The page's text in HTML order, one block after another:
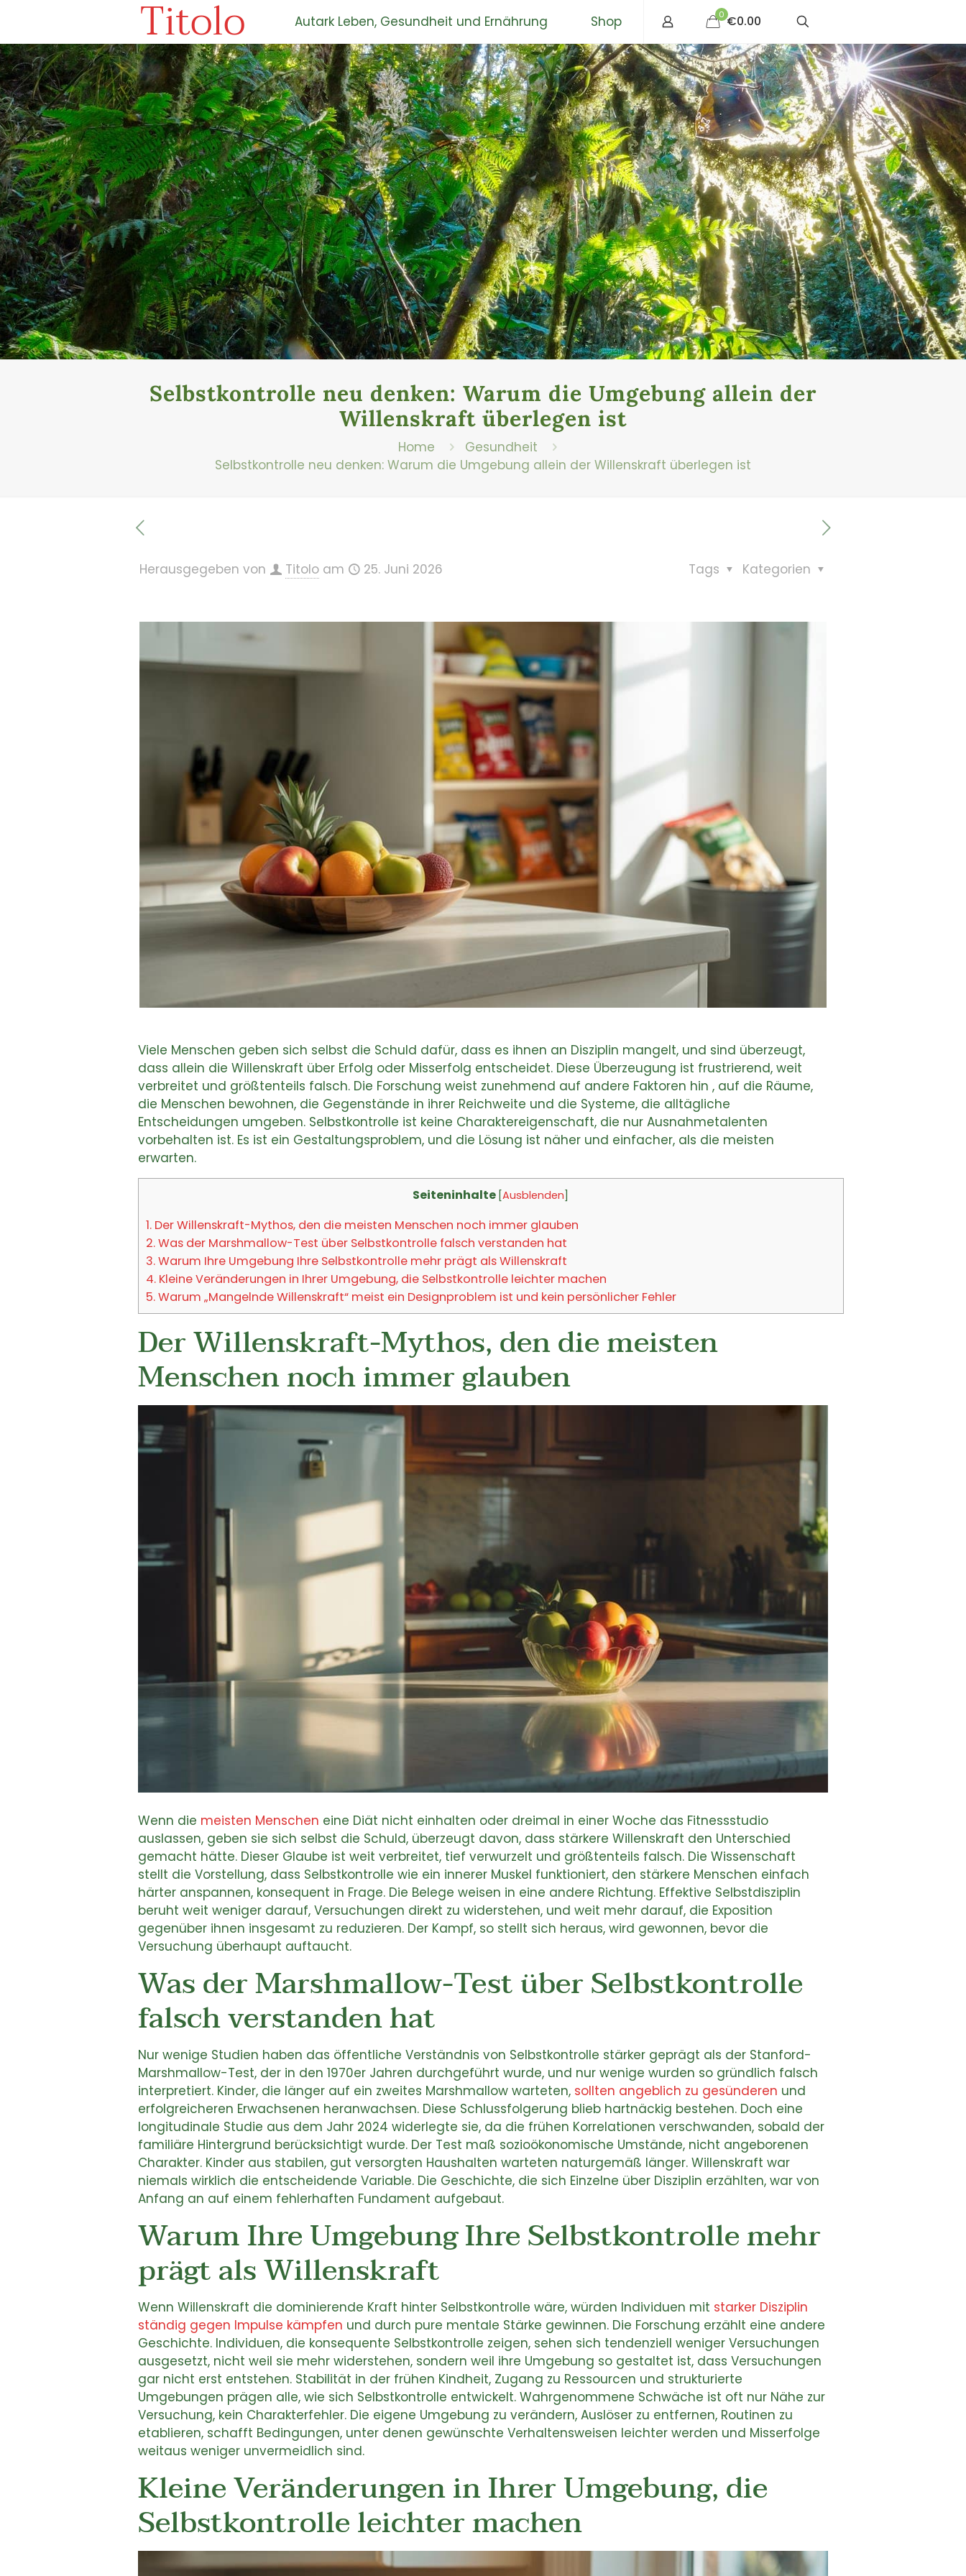
Titolo Autark Leben, Gesundheit und Ernährung Shop 0 €0.00
Selbstkontrolle neu denken: Warum die Umgebung allein der
Willenskraft überlegen ist
Home
Gesundheit
Selbstkontrolle neu denken: Warum die Umgebung allein der Willenskraft überlegen ist
Herausgegeben von Titolo am 25. Juni 2026 Kategorien
Tags
Viele Menschen geben sich selbst die Schuld dafür, dass es ihnen an Disziplin mangelt, und sind überzeugt,
dass allein die Willenskraft über Erfolg oder Misserfolg entscheidet. Diese Überzeugung ist frustrierend, weit
verbreitet und größtenteils falsch. Die Forschung weist zunehmend auf andere Faktoren hin , auf die Räume,
die Menschen bewohnen, die Gegenstände in ihrer Reichweite und die Systeme, die alltägliche
Entscheidungen umgeben. Selbstkontrolle ist keine Charaktereigenschaft, die nur Ausnahmetalenten
vorbehalten ist. Es ist ein Gestaltungsproblem, und die Lösung ist näher und einfacher, als die meisten
erwarten.
Seiteninhalte [Ausblenden]
1.Der Willenskraft-Mythos, den die meisten Menschen noch immer glauben
2.Was der Marshmallow-Test über Selbstkontrolle falsch verstanden hat
3.Warum Ihre Umgebung Ihre Selbstkontrolle mehr prägt als Willenskraft
4.Kleine Veränderungen in Ihrer Umgebung, die Selbstkontrolle leichter machen
5.Warum „Mangelnde Willenskraft“ meist ein Designproblem ist und kein persönlicher Fehler
Der Willenskraft-Mythos, den die meisten
Menschen noch immer glauben
Wenn die meisten Menschen eine Diät nicht einhalten oder dreimal in einer Woche das Fitnessstudio
auslassen, geben sie sich selbst die Schuld, überzeugt davon, dass stärkere Willenskraft den Unterschied
gemacht hätte. Dieser Glaube ist weit verbreitet, tief verwurzelt und größtenteils falsch. Die Wissenschaft
stellt die Vorstellung, dass Selbstkontrolle wie ein innerer Muskel funktioniert, den stärkere Menschen einfach
härter anspannen, konsequent in Frage. Die Belege weisen in eine andere Richtung. Effektive Selbstdisziplin
beruht weit weniger darauf, Versuchungen direkt zu widerstehen, und weit mehr darauf, die Exposition
gegenüber ihnen insgesamt zu reduzieren. Der Kampf, so stellt sich heraus, wird gewonnen, bevor die
Versuchung überhaupt auftaucht.
Was der Marshmallow-Test über Selbstkontrolle
falsch verstanden hat
Nur wenige Studien haben das öffentliche Verständnis von Selbstkontrolle stärker geprägt als der Stanford-
Marshmallow-Test, der in den 1970er Jahren durchgeführt wurde, und nur wenige wurden so gründlich falsch
interpretiert. Kinder, die länger auf ein zweites Marshmallow warteten, sollten angeblich zu gesünderen und
erfolgreicheren Erwachsenen heranwachsen. Diese Schlussfolgerung blieb hartnäckig bestehen. Doch eine
longitudinale Studie aus dem Jahr 2024 widerlegte sie, da die frühen Korrelationen verschwanden, sobald der
familiäre Hintergrund berücksichtigt wurde. Der Test maß sozioökonomische Umstände, nicht angeborenen
Charakter. Kinder aus stabilen, gut versorgten Haushalten warteten naturgemäß länger. Willenskraft war
niemals wirklich die entscheidende Variable. Die Geschichte, die sich Einzelne über Disziplin erzählten, war von
Anfang an auf einem fehlerhaften Fundament aufgebaut.
Warum Ihre Umgebung Ihre Selbstkontrolle mehr
prägt als Willenskraft
Wenn Willenskraft die dominierende Kraft hinter Selbstkontrolle wäre, würden Individuen mit starker Disziplin
ständig gegen Impulse kämpfen und durch pure mentale Stärke gewinnen. Die Forschung erzählt eine andere
Geschichte. Individuen, die konsequente Selbstkontrolle zeigen, sehen sich tendenziell weniger Versuchungen
ausgesetzt, nicht weil sie mehr widerstehen, sondern weil ihre Umgebung so gestaltet ist, dass Versuchungen
gar nicht erst entstehen. Stabilität in der frühen Kindheit, Zugang zu Ressourcen und strukturierte
Umgebungen prägen alle, wie sich Selbstkontrolle entwickelt. Wahrgenommene Schwäche ist oft nur Nähe zur
Versuchung, kein Charakterfehler. Die eigene Umgebung zu verändern, Auslöser zu entfernen, Routinen zu
etablieren, schafft Bedingungen, unter denen gewünschte Verhaltensweisen leichter werden und Misserfolge
weitaus weniger unvermeidlich sind.
Kleine Veränderungen in Ihrer Umgebung, die
Selbstkontrolle leichter machen